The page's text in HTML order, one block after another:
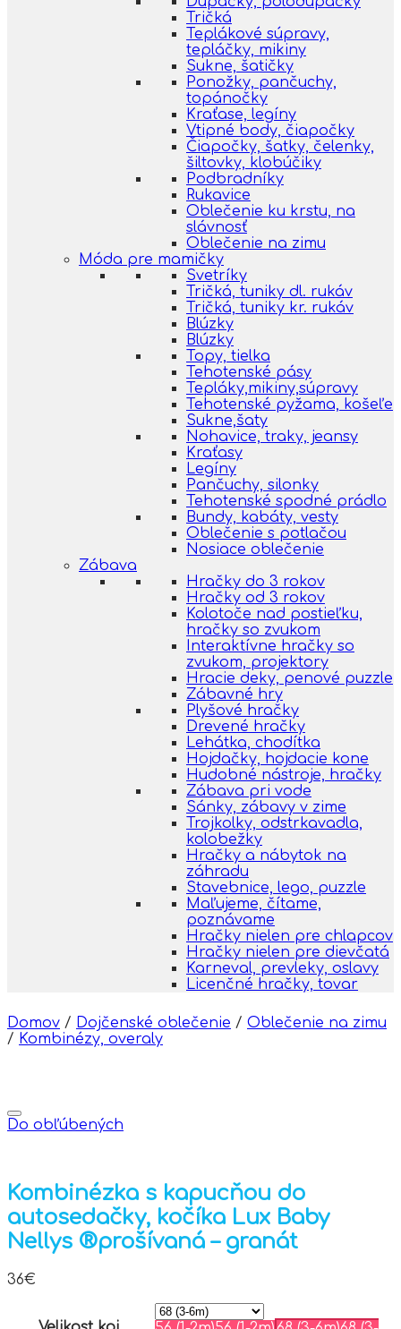
Tričká
Teplákové súpravy,
tepláčky, mikiny
Sukne, šatičky
Ponožky, pančuchy,
topánočky
Kraťase, legíny
Vtipné body, čiapočky
Čiapočky, šatky, čelenky,
šiltovky, klobúčiky
Podbradníky
Rukavice
Oblečenie ku krstu, na
slávnosť
Oblečenie na zimu
Móda pre mamičky
Svetríky
Tričká, tuniky dl. rukáv
Tričká, tuniky kr. rukáv
Blúzky
Blúzky
Topy, tielka
Tehotenské pásy
Tepláky,mikiny,súpravy
Tehotenské pyžama, košeľe
Sukne,šaty
Nohavice, traky, jeansy
Kraťasy
Legíny
Pančuchy, silonky
Tehotenské spodné prádlo
Bundy, kabáty, vesty
Oblečenie s potlačou
Nosiace oblečenie
Zábava
Hračky do 3 rokov
Hračky od 3 rokov
Kolotoče nad postieľku,
hračky so zvukom
Interaktívne hračky so
zvukom, projektory
Hracie deky, penové puzzle
Zábavné hry
Plyšové hračky
Drevené hračky
Lehátka, chodítka
Hojdačky, hojdacie kone
Hudobné nástroje, hračky
Zábava pri vode
Sánky, zábavy v zime
Trojkolky, odstrkavadla,
kolobežky
Hračky a nábytok na
záhradu
Stavebnice, lego, puzzle
Maľujeme, čítame,
poznávame
Hračky nielen pre chlapcov
Hračky nielen pre dievčatá
Karneval, prevleky, oslavy
Licenčné hračky, tovar
Domov / Dojčenské oblečenie / Oblečenie na zimu
/ Kombinézy, overaly
Do obľúbených
Kombinézka s kapucňou do
autosedačky, kočíka Lux Baby
Nellys ®prošívaná – granát
36€